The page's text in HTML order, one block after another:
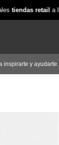
tiendas retail a
inspirarte y